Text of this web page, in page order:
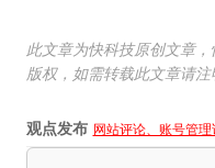
此文章为快科技原创文章
版权，如需转载此文章请
观点发布 网站评论、账号管理